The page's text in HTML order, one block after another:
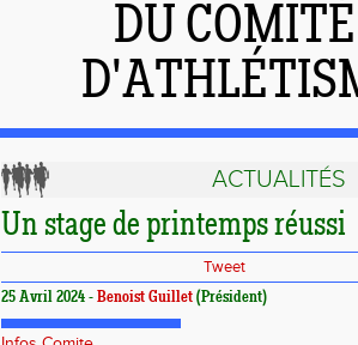
DU
ACTUALITÉS
Un stage de printemps réussi
Tweet
25 Avril 2024 - Benoist Guillet (Président)